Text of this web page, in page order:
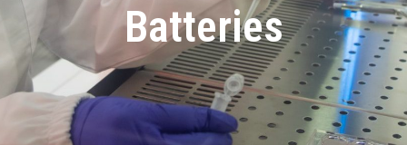
Batteries